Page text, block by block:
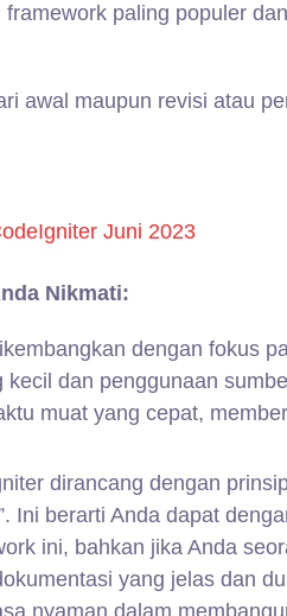
framework paling populer
awal maupun revisi atau
Nikmati:
dengan fokus
dan penggunaan
muat yang cepat,
dirancang dengan
Ini berarti Anda dapat
ini, bahkan jika Anda
yang jelas dan
nyaman dalam